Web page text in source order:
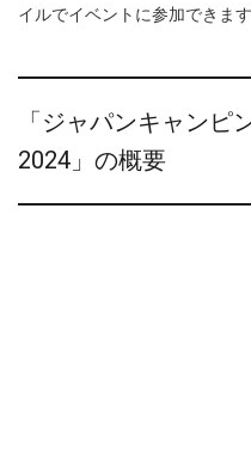
イルでイベントに参加できます
「ジャパンキャンピ
2024」の概要